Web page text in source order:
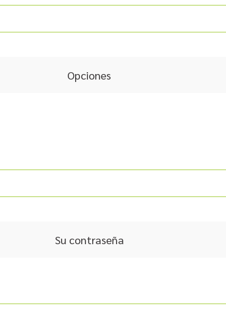
Opciones
Su contraseña